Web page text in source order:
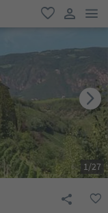
favorit
user link
1/27